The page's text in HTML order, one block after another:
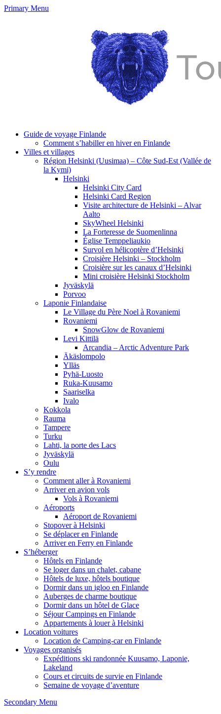
Primary Menu
Guide de voyage Finlande
Comment s’habiller en hiver en Finlande
Villes et villages
Région Helsinki (Uusimaa) – Côte Sud-Est (Vallée de
la Kymi)
Helsinki
Helsinki City Card
Helsinki Card Region
Visite architecture de Helsinki – Alvar
Aalto
SkyWheel Helsinki
La Forteresse de Suomenlinna
Église Temppeliaukio
Survol en hélicoptère d’Helsinki
Croisière Helsinki – Stockholm
Croisière sur les canaux d’Helsinki
Mini croisière Helsinki Stockholm
Jyväskylä
Porvoo
Laponie Finlandaise
Le Village du Père Noel à Rovaniemi
Rovaniemi
SnowGlow de Rovaniemi
Levi Kittilä
Arcandia – Arctic Adventure Park
Äkäslompolo
Ylläs
Pyhä-Luosto
Ruka-Kuusamo
Saariselka
Ivalo
Kokkola
Rauma
Tampere
Turku
Lahti, la porte des Lacs
Jyväskylä
Oulu
S’y rendre
Comment aller à Rovaniemi
Arriver en avion vols
Vols à Rovaniemi
Aéroports
Aéroport de Rovaniemi
Stopover à Helsinki
Se déplacer en Finlande
Arriver en Ferry en Finlande
S’héberger
Hôtels en Finlande
Se loger dans un chalet, cabane
Hôtels de luxe, hôtels boutique
Dormir dans un igloo en Finlande
Auberges de charme boutique
Dormir dans un hôtel de Glace
Séjour Campings en Finlande
Appartements à louer à Helsinki
Location voitures
Location de Camping-car en Finlande
Voyages organisés
Expéditions ski randonnée Kuusamo, Laponie,
Lakeland
Cours et circuits de survie en Finlande
Semaine de voyage d’aventure
Secondary Menu